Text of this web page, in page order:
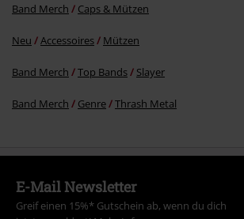
Band Merch Caps & Mützen
Neu Accessoires Mützen
Band Merch Top Bands Slayer
Band Merch Genre Thrash Metal
E-Mail Newsletter
Greif einen 15%* Gutschein ab, wenn du dich